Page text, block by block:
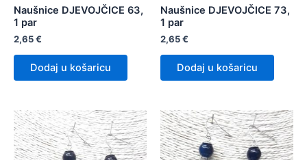
Naušnice DJEVOJČICE 63,
1 par
2,65€
Dodaj u košaricu
Naušnice DJEVOJČICE 73,
1 par
2,65€
Dodaj u košaricu